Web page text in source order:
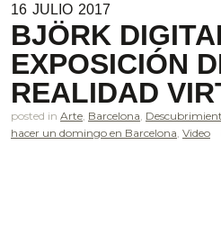
16 JULIO 2017
BJÖRK
EXPOSICIÓN
REALIDAD
posted in Arte Barcelona
hacer un domingo en Barcelona Video